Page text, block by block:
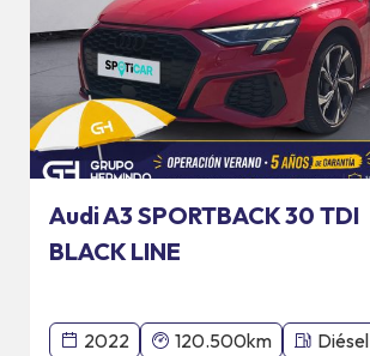
Audi A3 SPORTBACK 30 TDI
BLACK LINE
2022 120.500km Diésel